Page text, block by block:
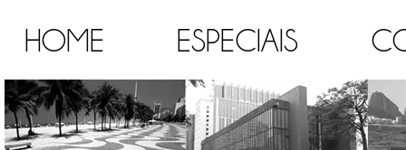
HOME ESPECIAIS